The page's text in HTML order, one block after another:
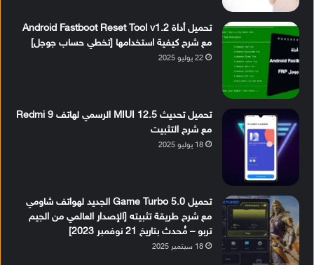
تحميل أداة Android Fastboot Reset Tool v1.2
مع شرح كيفية استخدامها [تخطي حساب جوجل]
22 يوليو 2025
تحميل تحديث MIUI 12.5 الرسمي لهاتف Redmi 9
مع شرح التثبيت
18 يوليو 2025
تحميل Game Turbo 5.0 الجديد لهواتف شاومي
مع شرح طريقة تثبيته [الإصدار العالمي من الجيم
تربو – مُحدث بتاريخ 21 نوفمبر 2023]
18 سبتمبر 2025